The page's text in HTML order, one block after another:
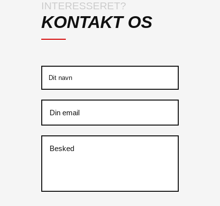
INTERESSERET?
KONTAKT OS